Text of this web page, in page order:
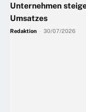
Unternehmen
Umsatzes
Redaktion 30/07/2026